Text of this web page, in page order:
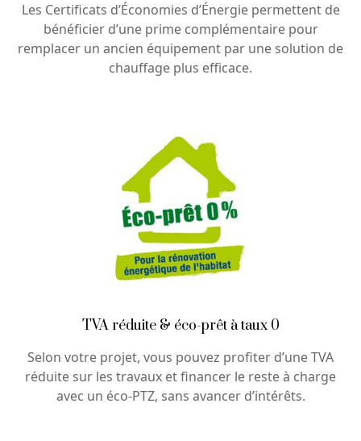
Les Certificats d’Économies d’Énergie permettent de
bénéficier d’une prime complémentaire pour
remplacer un ancien équipement par une solution de
chauffage plus efficace.
TVA réduite & éco-prêt à taux 0
Selon votre projet, vous pouvez profiter d’une TVA
réduite sur les travaux et financer le reste à charge
avec un éco-PTZ, sans avancer d’intérêts.